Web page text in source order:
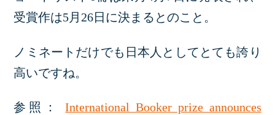
受賞作は5月26日に決まるとのこと。
ノミネートだけでも日本人としてとても誇り
高いですね。
参照：International Booker prize announces